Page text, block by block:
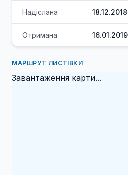
Надіслана 18.12.2018
Отримана 16.01.2019
МАРШРУТ ЛИСТІВКИ
Завантаження карти...